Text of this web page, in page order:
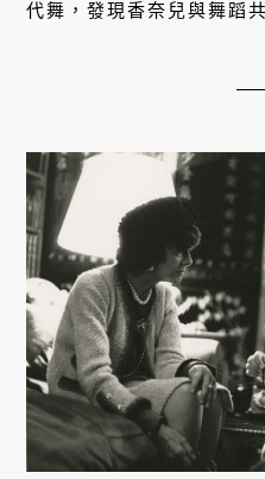
代舞，發現香奈兒與舞蹈